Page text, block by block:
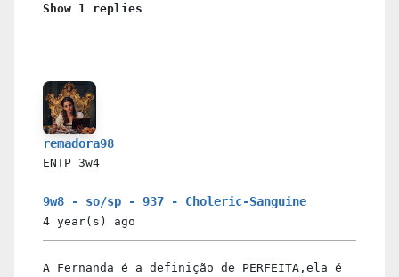
Show 1 replies
remadora98
ENTP 3w4
9w8 - so/sp - 937 - Choleric-Sanguine
4 year(s) ago
A Fernanda é a definição de PERFEITA,ela é